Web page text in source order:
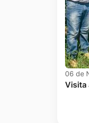
06 de
Visita